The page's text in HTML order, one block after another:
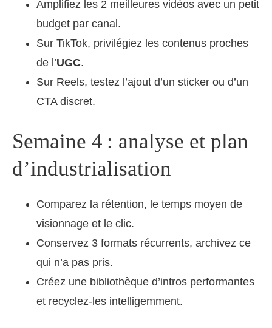
Amplifiez les 2 meilleures vidéos avec un petit
budget par canal.
Sur TikTok, privilégiez les contenus proches
de l’UGC.
Sur Reels, testez l’ajout d’un sticker ou d’un
CTA discret.
Semaine 4 : analyse et plan
d’industrialisation
Comparez la rétention, le temps moyen de
visionnage et le clic.
Conservez 3 formats récurrents, archivez ce
qui n’a pas pris.
Créez une bibliothèque d’intros performantes
et recyclez-les intelligemment.